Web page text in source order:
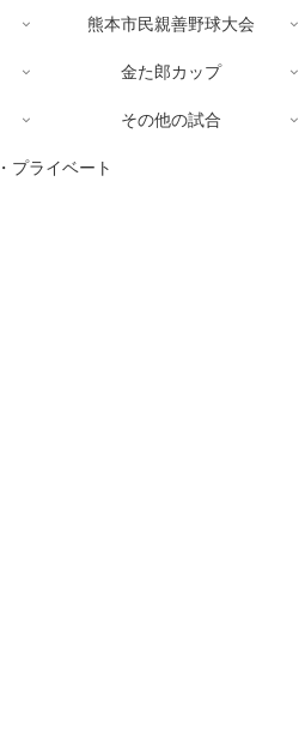
熊本市民親善野球大会
金た郎カップ
その他の試合
プライベート